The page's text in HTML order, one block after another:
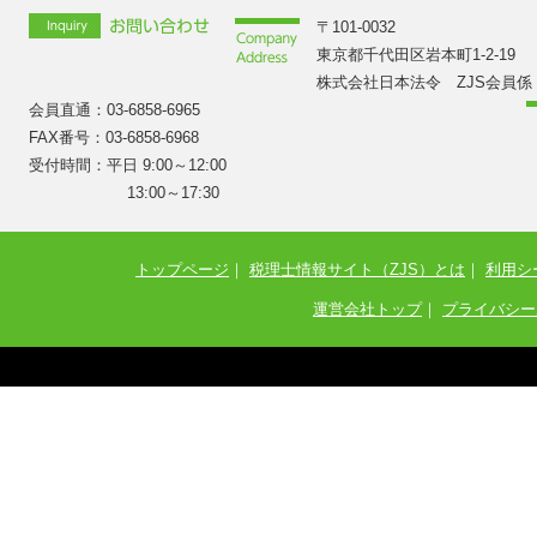
〒101-0032
東京都千代田区岩本町1-2-19
株式会社日本法令 ZJS会員係
会員直通：03-6858-6965
FAX番号：03-6858-6968
受付時間：平日 9:00～12:00
13:00～17:30
トップページ ｜ 税理士情報サイト（ZJS）とは ｜ 利用シ
運営会社トップ｜ プライバシ